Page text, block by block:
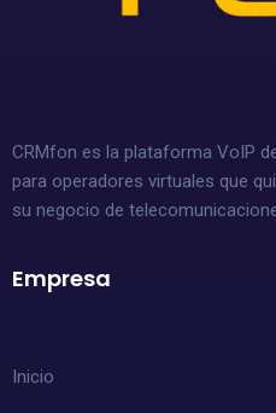
CRMfon es la plataforma VoIP
para operadores virtuales que
su negocio de
Empresa
Inicio